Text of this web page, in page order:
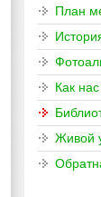
План
Как
Живой